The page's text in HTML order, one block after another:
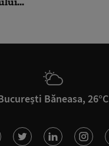
Băneasa, 26°C